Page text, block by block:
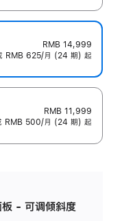
RMB 14,999
RMB 625/月 (24 期) 起
RMB 11,999
RMB 500/月 (24 期) 起
- 可调倾斜度